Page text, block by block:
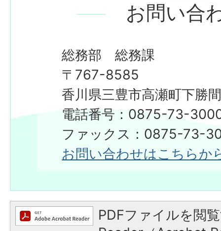
お問い合
総務部 総務課
〒767-8585
香川県三豊市高瀬町下勝
電話番号：0875-73-
ファックス：0875-73-
お問い合わせはこちらか
PDFファイルを閲